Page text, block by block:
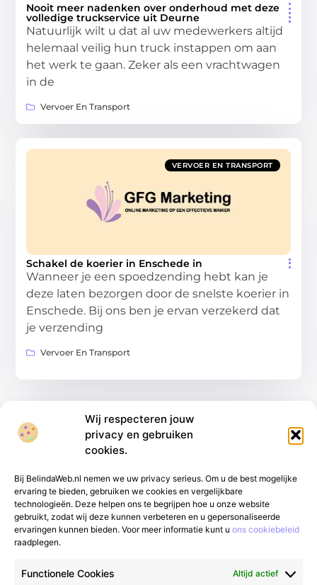
Wij respecteren jouw
privacy en gebruiken
cookies.
Bij BelindaWeb.nl nemen we uw privacy serieus. Om u de best mogelijke
ervaring te bieden, gebruiken we cookies en vergelijkbare
technologieën. Deze helpen ons te begrijpen hoe u onze website
gebruikt, zodat wij deze kunnen verbeteren en u gepersonaliseerde
ervaringen kunnen bieden. Voor meer informatie kunt u ons cookiebeleid
raadplegen.
Functionele Cookies Altijd actief
Nooit meer nadenken over onderhoud met deze
volledige truckservice uit Deurne
Natuurlijk wilt u dat al uw medewerkers altijd
helemaal veilig hun truck instappen om aan
het werk te gaan. Zeker als een vrachtwagen
in de
Vervoer En Transport
VERVOER EN TRANSPORT
Schakel de koerier in Enschede in
Wanneer je een spoedzending hebt kan je
deze laten bezorgen door de snelste koerier in
Enschede. Bij ons ben je ervan verzekerd dat
je verzending
Vervoer En Transport
Van alledaags tot bijzonder – lees het op
gfgmarketing.nl.
te bieden heeft.